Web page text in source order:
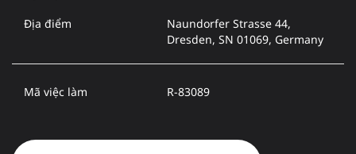
Địa điểm
Naundorfer Strasse 44,
Dresden, SN 01069, Germany
Mã việc làm R-83089